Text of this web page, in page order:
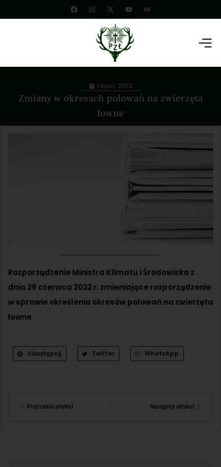
Zmiany w okresach polowań na zwierzęta
łowne
1 lipca, 2022
Rozporządzenie Ministra Klimatu i Środowiska z
dnia 29 czerwca 2022 r. zmieniające rozporządzenie
w sprawie określenia okresów polowań na zwierzęta
łowne
Udostępnij Twitter WhatsApp
Poprzedni artykuł Następny artykuł